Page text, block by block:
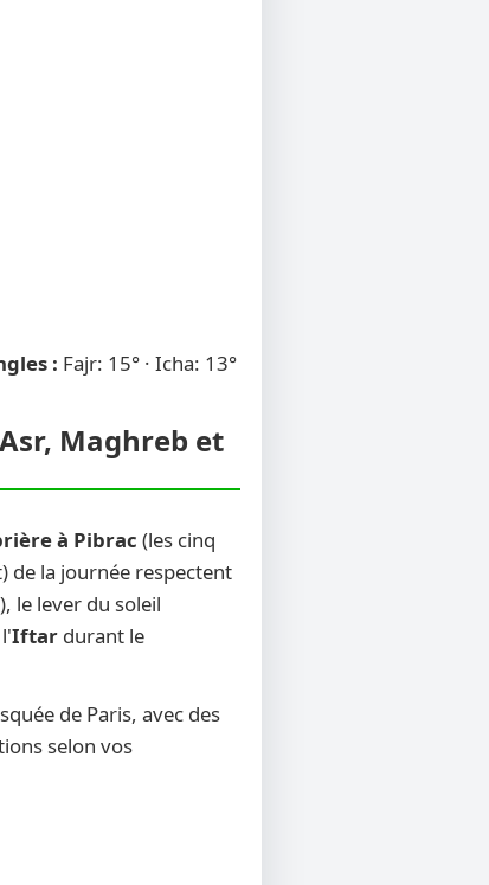
: Fajr: 15° · Icha: 13°
Maghreb et
à Pibrac (les cinq
de la journée respectent
le lever du soleil
Iftar durant le
de Paris, avec des
selon vos